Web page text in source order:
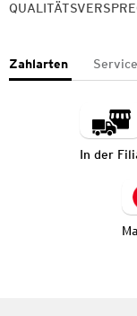
Zahlarten Service
In der